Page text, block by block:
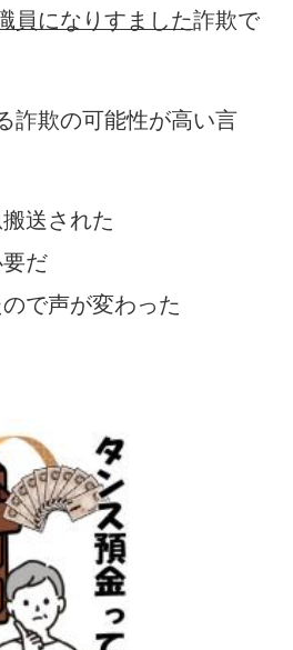
員になりすました詐欺で
詐欺の可能性が高い言
送された
だ
で声が変わった